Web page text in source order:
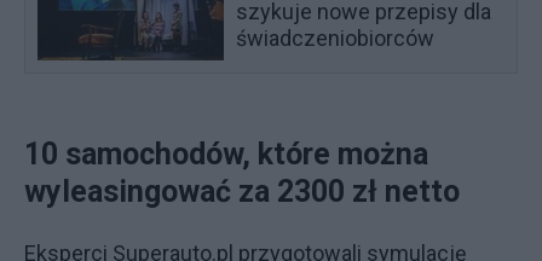
szykuje nowe przepisy dla
świadczeniobiorców
10 samochodów, które można
wyleasingować za 2300 zł netto
Eksperci Superauto.pl przygotowali symulację